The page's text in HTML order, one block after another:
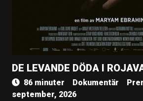
DE LEVANDE DÖDA I
86 minuter Dokumentär
september, 2026